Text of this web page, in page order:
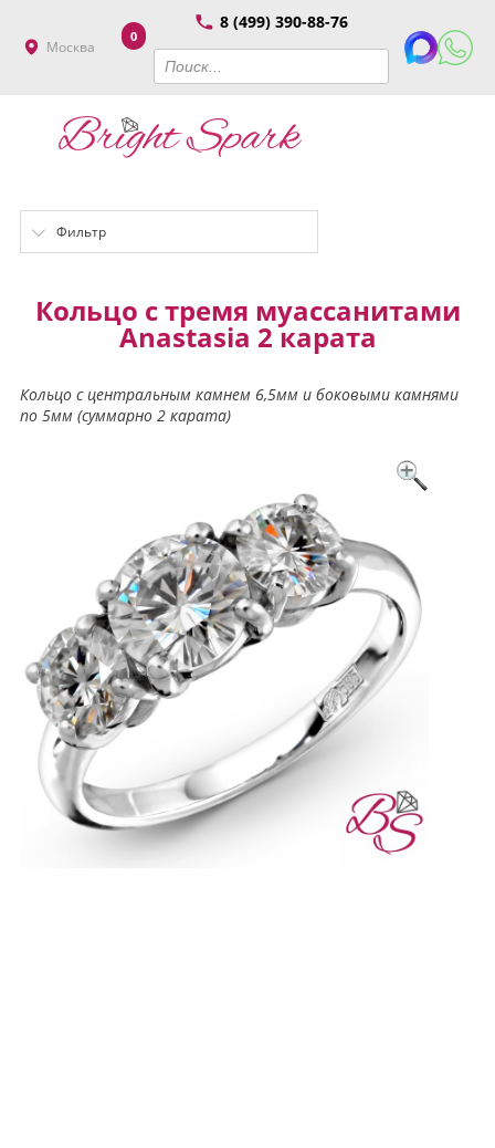
Москва
8 (499) 390-88-76
0
Фильтр
Кольцо с тремя муассанитами
Anastasia 2 карата
Кольцо с центральным камнем 6,5мм и боковыми камнями
по 5мм (суммарно 2 карата)